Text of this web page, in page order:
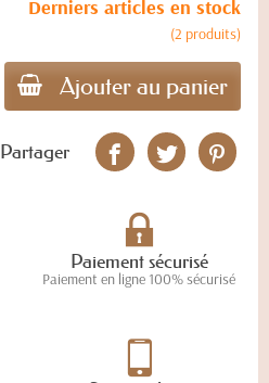
Derniers articles en stock
(2 produits)
Ajouter au panier
Partager
Paiement sécurisé
Paiement en ligne 100% sécurisé